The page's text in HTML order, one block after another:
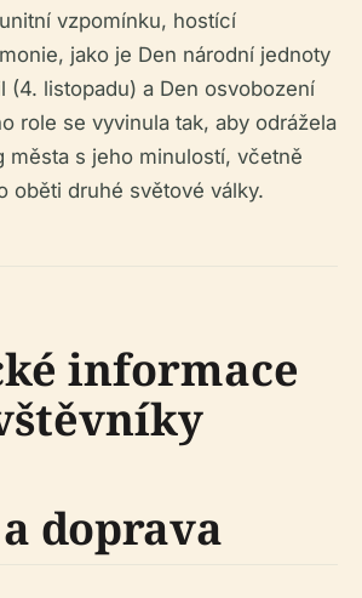
vzpomínku, hostící
jako je Den národní jednoty
(4. listopadu) a Den osvobození
role se vyvinula tak, aby odrážela
města s jeho minulostí, včetně
oběti druhé světové války.
informace
doprava